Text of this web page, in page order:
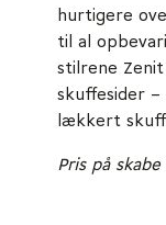
hurtigere
til al
stilrene
skuffesider
lækkert
Pris på